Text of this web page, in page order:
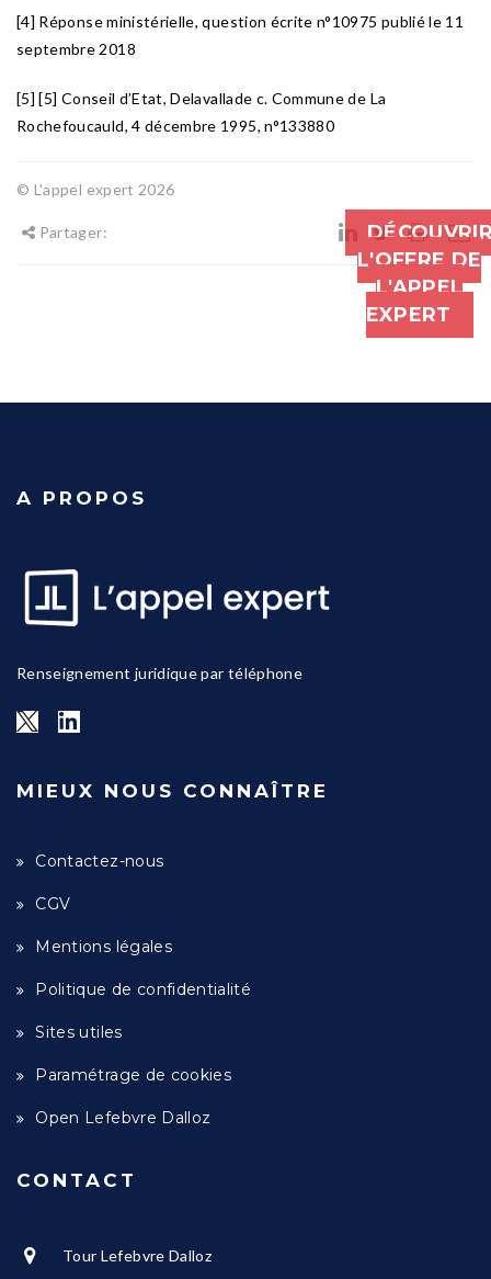
[4] Réponse ministérielle, question écrite n°10975 publié le 11
septembre 2018
[5] [5] Conseil d’Etat, Delavallade c. Commune de La
Rochefoucauld, 4 décembre 1995, n°133880
© L'appel expert 2026
Partager:
L'OFFRE DE
L'APPEL
EXPERT
A PROPOS
Renseignement juridique par téléphone
MIEUX NOUS CONNAÎTRE
Contactez-nous
CGV
Mentions légales
Politique de confidentialité
Sites utiles
Paramétrage de cookies
Open Lefebvre Dalloz
CONTACT
Tour Lefebvre Dalloz